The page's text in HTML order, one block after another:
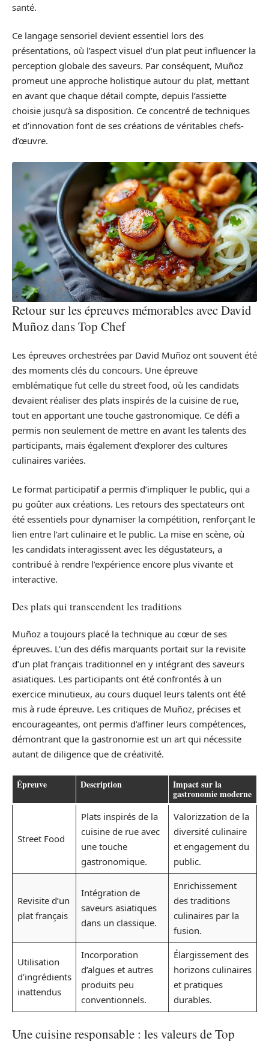
santé.
Ce langage sensoriel devient essentiel lors des
présentations, où l’aspect visuel d’un plat peut influencer la
perception globale des saveurs. Par conséquent, Muñoz
promeut une approche holistique autour du plat, mettant
en avant que chaque détail compte, depuis l’assiette
choisie jusqu’à sa disposition. Ce concentré de techniques
et d’innovation font de ses créations de véritables chefs-
d’œuvre.
Retour sur les épreuves mémorables avec David
Muñoz dans Top Chef
Les épreuves orchestrées par David Muñoz ont souvent été
des moments clés du concours. Une épreuve
emblématique fut celle du street food, où les candidats
devaient réaliser des plats inspirés de la cuisine de rue,
tout en apportant une touche gastronomique. Ce défi a
permis non seulement de mettre en avant les talents des
participants, mais également d’explorer des cultures
culinaires variées.
Le format participatif a permis d’impliquer le public, qui a
pu goûter aux créations. Les retours des spectateurs ont
été essentiels pour dynamiser la compétition, renforçant le
lien entre l’art culinaire et le public. La mise en scène, où
les candidats interagissent avec les dégustateurs, a
contribué à rendre l’expérience encore plus vivante et
interactive.
Des plats qui transcendent les traditions
Muñoz a toujours placé la technique au cœur de ses
épreuves. L’un des défis marquants portait sur la revisite
d’un plat français traditionnel en y intégrant des saveurs
asiatiques. Les participants ont été confrontés à un
exercice minutieux, au cours duquel leurs talents ont été
mis à rude épreuve. Les critiques de Muñoz, précises et
encourageantes, ont permis d’affiner leurs compétences,
démontrant que la gastronomie est un art qui nécessite
autant de diligence que de créativité.
Épreuve Description Impact sur la
gastronomie moderne
Street Food
Plats inspirés de la
cuisine de rue avec
une touche
gastronomique.
Valorizzation de la
diversité culinaire
et engagement du
public.
Revisite d’un
plat français
Intégration de
saveurs asiatiques
dans un classique.
Enrichissement
des traditions
culinaires par la
fusion.
Utilisation
d’ingrédients
inattendus
Incorporation
d’algues et autres
produits peu
conventionnels.
Élargissement des
horizons culinaires
et pratiques
durables.
Une cuisine responsable : les valeurs de Top